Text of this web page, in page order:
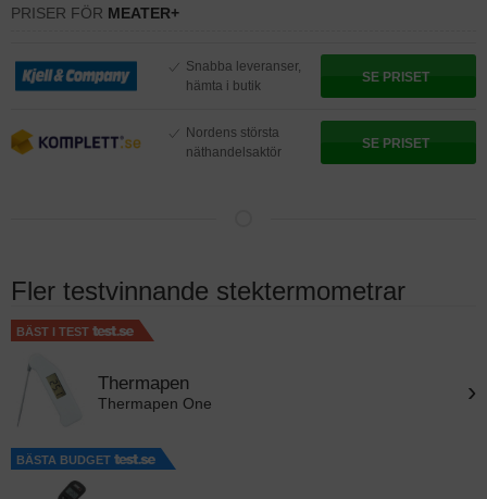
PRISER FÖR MEATER+
Snabba leveranser,
hämta i butik
SE PRISET
Nordens största
näthandelsaktör
SE PRISET
Fler testvinnande stektermometrar
BÄST I TEST
Thermapen
Thermapen One ›
BÄSTA BUDGET